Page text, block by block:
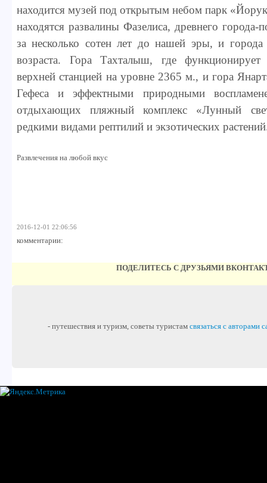
находится музей под открытым небом парк
находятся развалины Фазелиса, древнего города-
за несколько сотен лет до нашей эры, и
возраста. Гора Тахталыш, где
верхней станцией на уровне 2365 м., и гора
Гефеса и эффектными природными
отдыхающих пляжный комплекс «Лунный
редкими видами рептилий и экзотических
Развлечения на любой вкус
2016-12-01 22:06:56
комментарии:
ПОДЕЛИТЕСЬ С ДРУЗЬЯМИ
- путешествия и туризм, советы туристам связаться с авторами